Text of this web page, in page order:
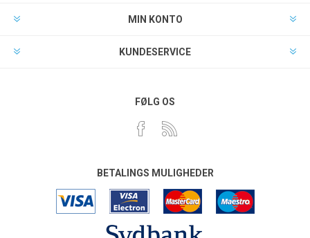
MIN KONTO
KUNDESERVICE
FØLG OS
BETALINGS MULIGHEDER